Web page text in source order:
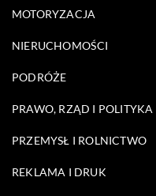
MOTORYZACJA
NIERUCHOMOŚCI
PODRÓŻE
PRAWO, RZĄD I POLITYKA
PRZEMYSŁ I ROLNICTWO
REKLAMA I DRUK